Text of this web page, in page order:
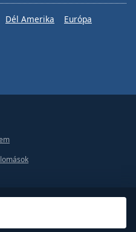
Dél Amerika
Európa